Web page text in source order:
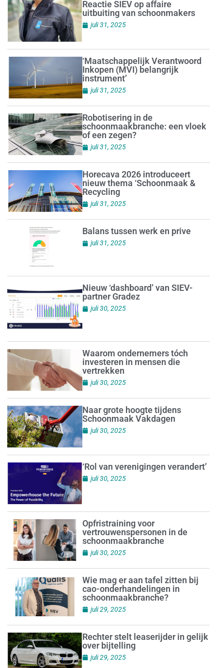
Reactie SIEV op affaire
uitbuiting van schoonmakers
juli 31, 2025
‘Maatschappelijk Verantwoord
Inkopen (MVI) belangrijk
instrument’
juli 31, 2025
Robotisering in de
schoonmaakbranche: een vloek
of een zegen?
juli 31, 2025
Horecava 2026 introduceert
nieuw thema ‘Schoonmaak &
Recycling
juli 31, 2025
Balans tussen werk en prive
juli 31, 2025
Nieuw ‘dashboard’ van SIEV-
partner Gradez
juli 30, 2025
Waarom ondernemers tóch
investeren in mensen die
vertrekken
juli 30, 2025
Naar grote hoogte tijdens
Schoonmaak Vakdagen
juli 30, 2025
‘Rol van verenigingen verandert’
juli 30, 2025
Opfristraining voor
vertrouwenspersonen in de
schoonmaakbranche
juli 30, 2025
Wie mag er aan tafel zitten bij
cao-onderhandelingen in
schoonmaakbranche?
juli 29, 2025
Rechter stelt leaserijder in gelijk
over bijtelling
juli 29, 2025